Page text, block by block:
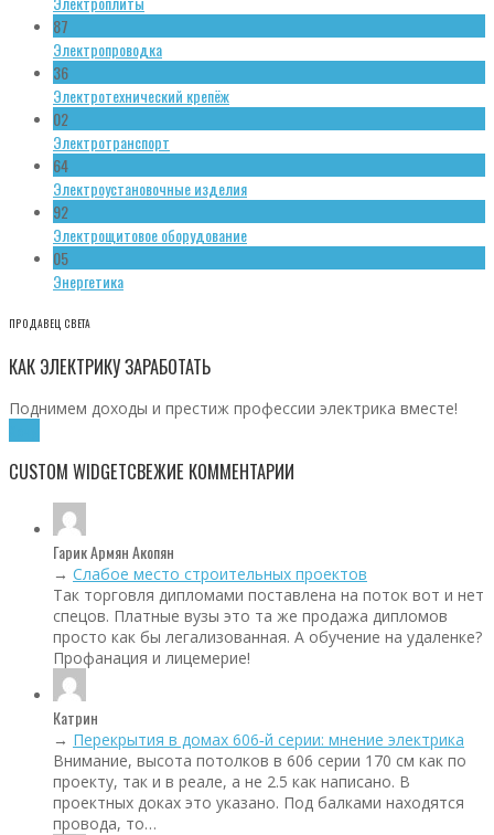
87
Электропроводка
36
Электротехнический крепёж
02
Электротранспорт
64
Электроустановочные изделия
92
Электрощитовое оборудование
05
Энергетика
ПРОДАВЕЦ СВЕТА
КАК ЭЛЕКТРИКУ ЗАРАБОТАТЬ
Поднимем доходы и престиж профессии электрика вместе!
CUSTOM WIDGETСВЕЖИЕ КОММЕНТАРИИ
Гарик Армян Акопян
→ Слабое место строительных проектов
Так торговля дипломами поставлена на поток вот и нет
спецов. Платные вузы это та же продажа дипломов
просто как бы легализованная. А обучение на удаленке?
Профанация и лицемерие!
Катрин
→ Перекрытия в домах 606‑й серии: мнение электрика
Внимание, высота потолков в 606 серии 170 см как по
проекту, так и в реале, а не 2.5 как написано. В
проектных доках это указано. Под балками находятся
провода, то…